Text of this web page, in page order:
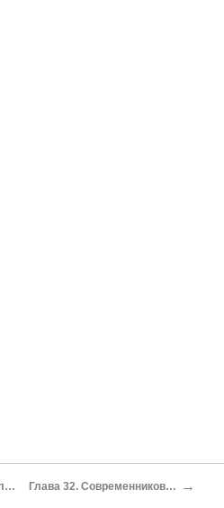
Глава 30. Асино везенье, или «Старый хрен» Глава 32. Современниковское подполье →